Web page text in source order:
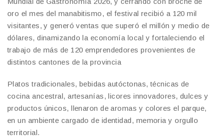
oro el mes del manabitismo, el festival recibió a 120 mil
visitantes, y generó ventas que superó el millón y medio de
dólares, dinamizando la economía local y fortaleciendo el
trabajo de más de 120 emprendedores provenientes de
distintos cantones de la provincia
Platos tradicionales, bebidas autóctonas, técnicas de
cocina ancestral, artesanías, licores innovadores, dulces y
productos únicos, llenaron de aromas y colores el parque,
en un ambiente cargado de identidad, memoria y orgullo
territorial.